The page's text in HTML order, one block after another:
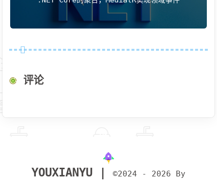
评论
YOUXIANYU | ©2024 - 2026 By